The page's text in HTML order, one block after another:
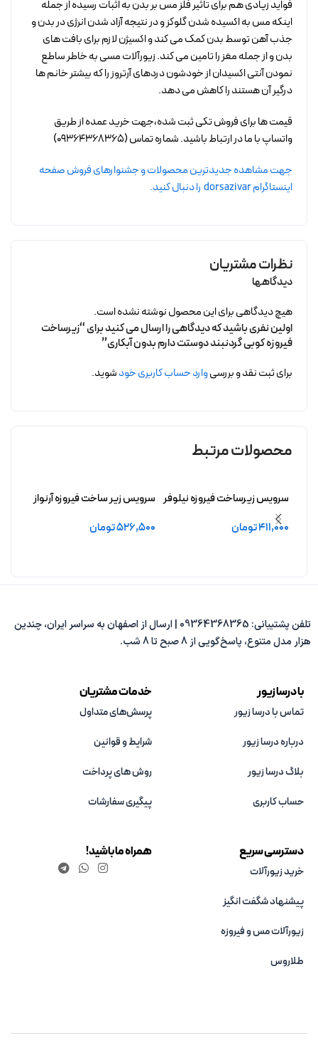
فواید زیادی هم برای تاثیر فلز مس بر بدن به اثبات رسیده از جمله
اینکه مس به اکسیده شدن گلوکز و در نتیجه آزاد شدن انرژی در بدن و
جذب آهن توسط بدن کمک می کند و اکسیژن لازم برای بافت های
بدن و از جمله مغز را تامین می کند. زیورآلات مسی به خاطر ساطع
نمودن آنتی اکسیدان از خودشون دردهای آرتروز را که بیشتر خانم ها
درگیر آن هستند را کاهش می دهد.
قیمت ها برای فروش تکی ثبت شده،جهت خرید عمده از طریق
واتساپ با ما در ارتباط باشید. شماره تماس (09364368365)
جهت مشاهده جدیدترین محصولات و جشنوارهای فروش صفحه
اینستاگرام dorsazivar را دنبال کنید.
نظرات مشتریان
دیدگاهها
هیچ دیدگاهی برای این محصول نوشته نشده است.
اولین نفری باشید که دیدگاهی را ارسال می کنید برای “زیرساخت
فیروزه کوبی گردنبند دوستت دارم بدون آبکاری”
برای ثبت نقد و بررسیوارد حساب کاربری خودشوید.
محصولات مرتبط
سرویس زیرساخت فیروزه نیلوفر
بدون آبکاری
411,000تومان
سرویس زیر ساخت فیروزه آرنواز
526,500تومان
تلفن پشتیبانی: 09364368365 | ارسال از اصفهان به سراسر ایران، چندین
هزار مدل متنوع، پاسخ‌گویی از 8 صبح تا 8 شب.
با درسا زیور
تماس با درسا زیور
درباره درسا زیور
بلاگ درسا زیور
حساب کاربری
خدمات مشتریان
پرسش‌های متداول
شرایط و قوانین
روش های پرداخت
پیگیری سفارشات
دسترسی سریع
خرید زیورآلات
پیشنهاد شگفت انگیز
زیورآلات مس و فیروزه‌
طلاروس
همراه ما باشید!